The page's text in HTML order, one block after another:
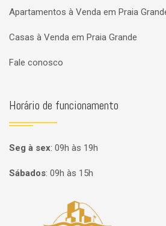
Apartamentos à Venda em Praia
Casas à Venda em Praia Grande
Fale conosco
Horário de funcionamento
Seg à sex: 09h às 19h
Sábados: 09h às 15h
Página inicial